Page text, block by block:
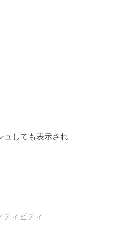
ュしても表示され
ティビティ